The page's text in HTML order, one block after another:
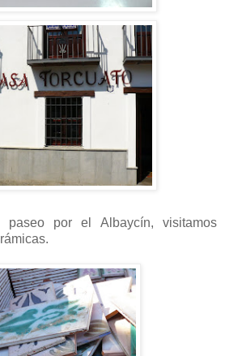
paseo por el Albaycín, visitamos